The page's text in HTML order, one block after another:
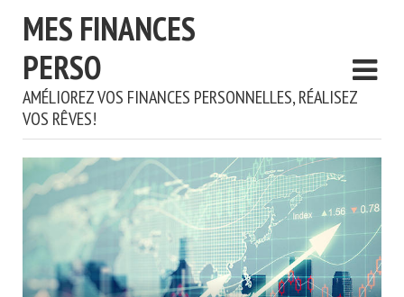
MES FINANCES
PERSO
AMÉLIOREZ VOS FINANCES PERSONNELLES, RÉALISEZ
VOS RÊVES!